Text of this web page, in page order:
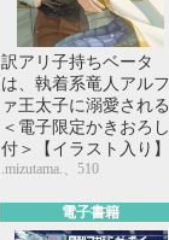
訳アリ子持ちベータ
は、執着系竜人アルフ
ァ王太子に溺愛される
＜電子限定かきおろし
付＞【イラスト入り】
.mizutama.、510
電子書籍